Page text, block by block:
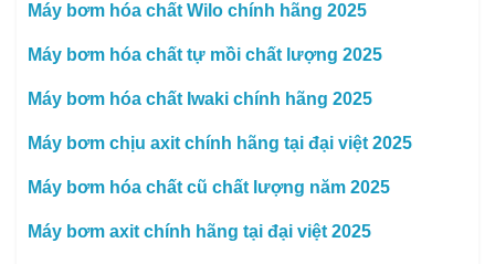
Máy bơm hóa chất Wilo chính hãng 2025
Máy bơm hóa chất tự mồi chất lượng 2025
Máy bơm hóa chất Iwaki chính hãng 2025
Máy bơm chịu axit chính hãng tại đại việt 2025
Máy bơm hóa chất cũ chất lượng năm 2025
Máy bơm axit chính hãng tại đại việt 2025